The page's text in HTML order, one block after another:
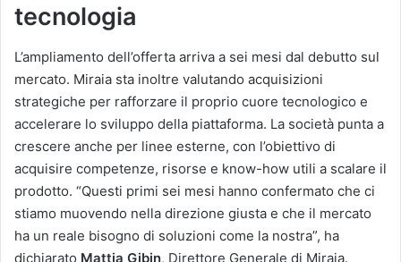
tecnologia
L’ampliamento dell’offerta arriva a sei mesi dal debutto sul
mercato. Miraia sta inoltre valutando acquisizioni
strategiche per rafforzare il proprio cuore tecnologico e
accelerare lo sviluppo della piattaforma. La società punta a
crescere anche per linee esterne, con l’obiettivo di
acquisire competenze, risorse e know-how utili a scalare il
prodotto. “Questi primi sei mesi hanno confermato che ci
stiamo muovendo nella direzione giusta e che il mercato
ha un reale bisogno di soluzioni come la nostra”, ha
dichiarato Mattia Gibin, Direttore Generale di Miraia.